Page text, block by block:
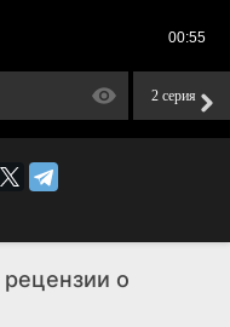
2 серия
о